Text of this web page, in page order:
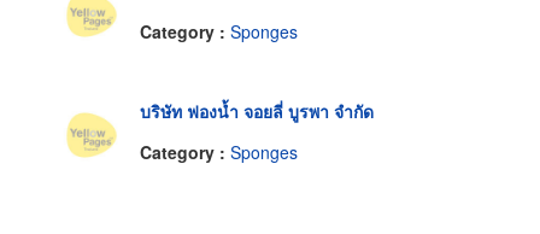
Category : Sponges
บริษัท ฟองน้ำ จอยลี่ บูรพา จำกัด
Category : Sponges